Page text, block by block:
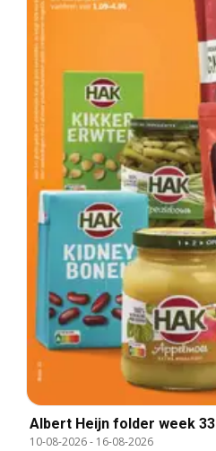
Albert Heijn folder week 33
10-08-2026- 16-08-2026